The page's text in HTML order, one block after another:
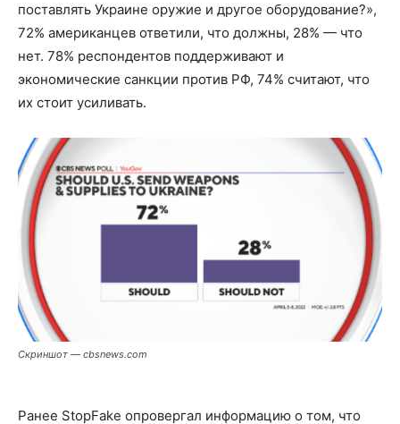
поставлять Украине оружие и другое оборудование?»,
72% американцев ответили, что должны, 28% — что
нет. 78% респондентов поддерживают и
экономические санкции против РФ, 74% считают, что
их стоит усиливать.
Скриншот — cbsnews.com
Ранее StopFake опровергал информацию о том, что